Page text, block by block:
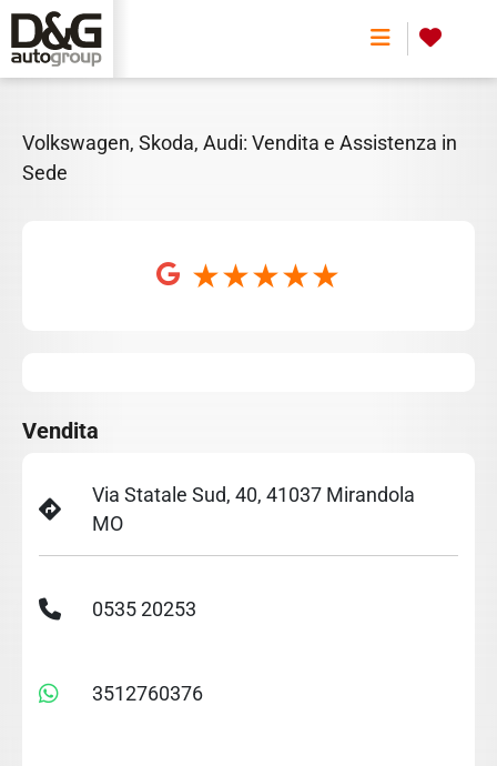
Volkswagen, Skoda, Audi: Vendita e Assistenza in
Sede
Vendita
Via Statale Sud, 40, 41037 Mirandola
MO
0535 20253
3512760376